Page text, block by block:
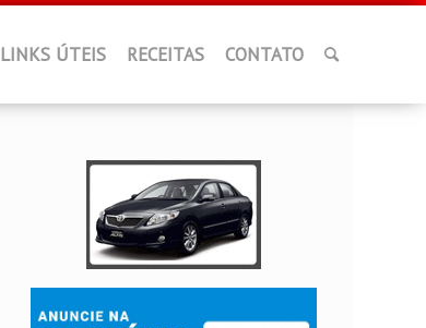
LINKS ÚTEIS RECEITAS CONTATO